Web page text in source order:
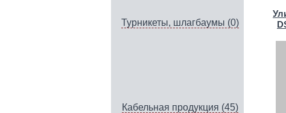
Турникеты, шлагбаумы (0)
Кабельная продукция (45)